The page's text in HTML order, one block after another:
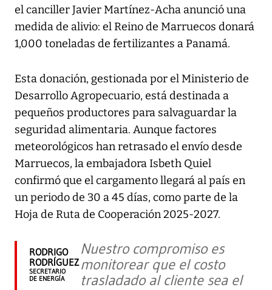
el canciller Javier Martínez-Acha anunció una
medida de alivio: el Reino de Marruecos donará
1,000 toneladas de fertilizantes a Panamá.
Esta donación, gestionada por el Ministerio de
Desarrollo Agropecuario, está destinada a
pequeños productores para salvaguardar la
seguridad alimentaria. Aunque factores
meteorológicos han retrasado el envío desde
Marruecos, la embajadora Isbeth Quiel
confirmó que el cargamento llegará al país en
un periodo de 30 a 45 días, como parte de la
Hoja de Ruta de Cooperación 2025-2027.
RODRIGO
RODRÍGUEZ
SECRETARIO
DE ENERGÍA
Nuestro compromiso es
monitorear que el costo
trasladado al cliente sea el